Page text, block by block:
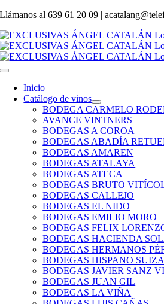
Saltar
contenido
Llámanos al639 61 20 09 |
Toggle
Navigation
Inicio
Catálogo de vinos
BODEGA CARMELO
AVANCE VINTNERS
BODEGAS A COROA
BODEGAS ABADÍA
BODEGAS AMAREN
BODEGAS ATALAYA
BODEGAS ATECA
BODEGAS BRUTO
BODEGAS CALLEJO
BODEGAS EL NIDO
BODEGAS EMILIO MORO
BODEGAS FELIX
BODEGAS HACIENDA
BODEGAS HERMANOS
BODEGAS HISPANO
BODEGAS JAVIER SANZ
BODEGAS JUAN GIL
BODEGAS LA VIÑA